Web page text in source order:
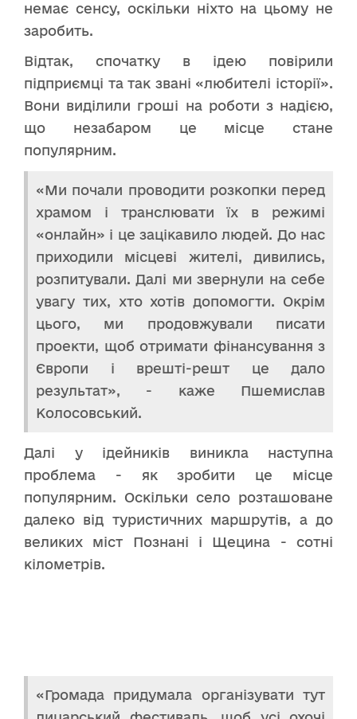
немає сенсу, оскільки ніхто на цьому не
заробить.
Відтак, спочатку в ідею повірили
підприємці та так звані «любителі історії».
Вони виділили гроші на роботи з надією,
що незабаром це місце стане
популярним.
«Ми почали проводити розкопки перед
храмом і транслювати їх в режимі
«онлайн» і це зацікавило людей. До нас
приходили місцеві жителі, дивились,
розпитували. Далі ми звернули на себе
увагу тих, хто хотів допомогти. Окрім
цього, ми продовжували писати
проекти, щоб отримати фінансування з
Європи і врешті-решт це дало
результат», - каже Пшемислав
Колосовський.
Далі у ідейників виникла наступна
проблема - як зробити це місце
популярним. Оскільки село розташоване
далеко від туристичних маршрутів, а до
великих міст Познані і Щецина - сотні
кілометрів.
«Громада придумала організувати тут